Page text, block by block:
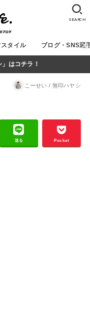
スタイル ブログ・SNS運
SEARCH
はコチラ！
こーせい / 無印ハヤシ
送る Pocket